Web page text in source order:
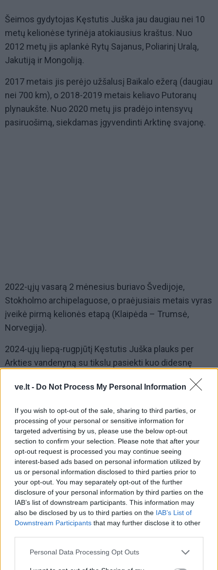
ve.lt - Do Not Process My Personal Information
If you wish to opt-out of the sale, sharing to third parties, or
processing of your personal or sensitive information for
targeted advertising by us, please use the below opt-out
section to confirm your selection. Please note that after your
opt-out request is processed you may continue seeing
interest-based ads based on personal information utilized by
us or personal information disclosed to third parties prior to
your opt-out. You may separately opt-out of the further
disclosure of your personal information by third parties on the
IAB’s list of downstream participants. This information may
also be disclosed by us to third parties on the IAB’s List of
Downstream Participants that may further disclose it to other
Personal Data Processing Opt Outs
Šeimos gydytojas Kęstutis Juška jau daugiau nei 10
metų kelionėse tyrinėja atokiausius kraštus. Nuo
2012 metų jis aplankė Rytų Sajanus, Poliarinį Uralą,
Jakutiją ir Mongoliją.
2017 metais jis perėjo užšalusį Baikalo ežerą (daugiau
nei 700 km), o 2018-2019 metais keliavo Putoranų
plynaukšte. Nuo 2020 metų jis pradėjo intensyvų
pasiruošimą, siekdamas įgyvendinti Arktinę svajonę.
2022-ųjų vasarą 2 mėnesius buriavo Švedijoje,
Stokholmo archipelaguose, o praėjusiais metais vyras
įveikė pirmą kelionės etapą (Klaipėda – Trumsė,
Norvegija).
2024-ųjų liepą-rugpjūtį Kęstutis Juška plauks per
Arkties vandenyną su tikslu pasiekti kuo didesnę
Šiaurės platumą, apiplaukti Svalbardo salyną ir surinkti
mėginius Lietuvos mokslininkams. Kelionė ne tik
bet ir garsins šalies vardą – Kęstutis Juška į Arktį
nuplukdys pirmąją burinę jachtą su lietuviška
trispalve.
puošęs Anatolijus
brangu?